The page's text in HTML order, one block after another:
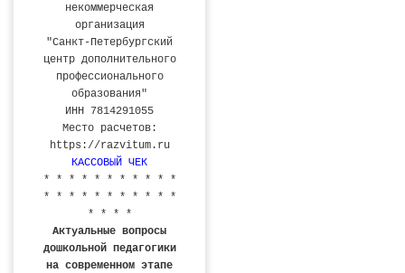
некоммерческая
организация
"Санкт-Петербургский
центр дополнительного
профессионального
образования"
ИНН 7814291055
Место расчетов:
https://razvitum.ru
КАССОВЫЙ ЧЕК
* * * * * * * * * * *
* * * * * * * * * * *
* * * *
Актуальные вопросы
дошкольной педагогики
на современном этапе